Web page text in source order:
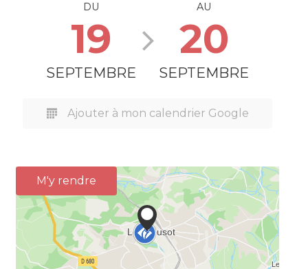
DU
19
SEPTEMBRE
AU
20
SEPTEMBRE
Ajouter à mon calendrier Google
M'y rendre